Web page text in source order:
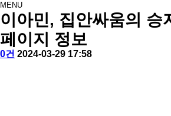
MENU
news
이아민, 집안싸움의
페이지 정보
작
배
댓
0건 작
2024-03-29 17:58